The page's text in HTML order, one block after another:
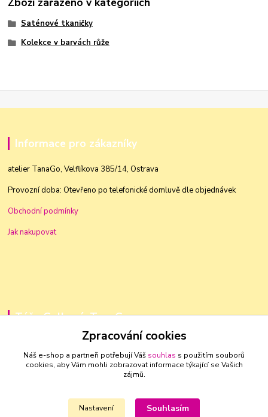
Saténové tkaničky
Kolekce v barvách růže
Informace pro zákazníky
atelier TanaGo, Velflíkova 385/14, Ostrava
Provozní doba: Otevřeno po telefonické domluvě dle objednávek
Obchodní podmínky
Jak nakupovat
Táňa Golková, TanaGo
+420 603 83 88 46
golkovat@seznam.cz
Zpracování cookies
Náš e-shop a partneři potřebují Váš souhlas s použitím souborů
cookies, aby Vám mohli zobrazovat informace týkající se Vašich
zájmů.
Nastavení Souhlasím